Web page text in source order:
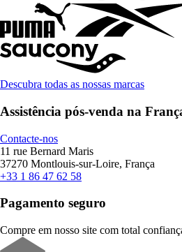
Descubra todas as nossas marcas
Assistência pós-venda na
Contacte-nos
11 rue Bernard Maris
37270 Montlouis-sur-Loire, França
+33 1 86 47 62 58
Pagamento seguro
Compre em nosso site com total